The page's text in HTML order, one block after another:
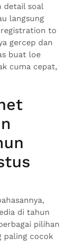
detail soal
langsung
to
gercep dan
buat loe
cuma cepat,
di tahun
pilihan
paling cocok